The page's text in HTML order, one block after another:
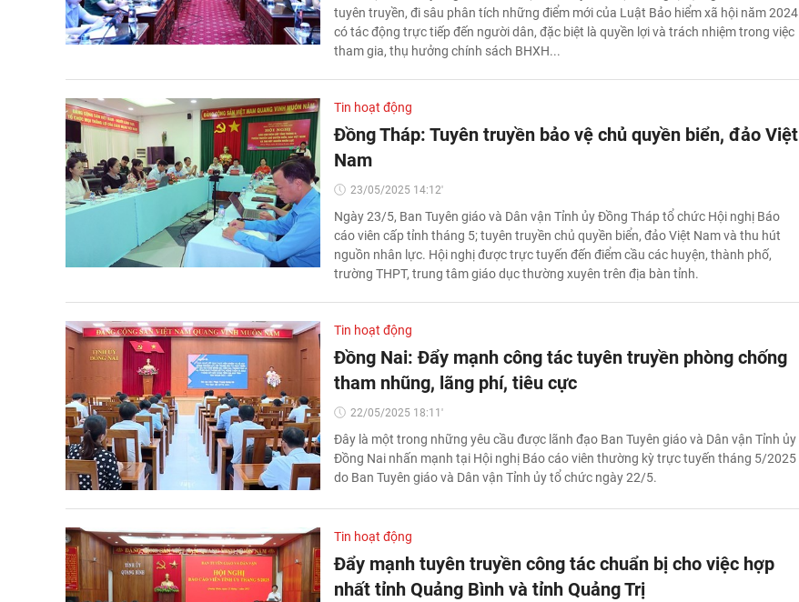
tuyên truyền, đi sâu phân tích những điểm mới của Luật Bảo hiểm xã hội năm 2024
có tác động trực tiếp đến người dân, đặc biệt là quyền lợi và trách nhiệm trong việc
tham gia, thụ hưởng chính sách BHXH...
Tin hoạt động
Đồng Tháp: Tuyên truyền bảo vệ chủ quyền biển, đảo Việt
Nam
23/05/2025 14:12'
Ngày 23/5, Ban Tuyên giáo và Dân vận Tỉnh ủy Đồng Tháp tổ chức Hội nghị Báo
cáo viên cấp tỉnh tháng 5; tuyên truyền chủ quyền biển, đảo Việt Nam và thu hút
nguồn nhân lực. Hội nghị được trực tuyến đến điểm cầu các huyện, thành phố,
trường THPT, trung tâm giáo dục thường xuyên trên địa bàn tỉnh.
Tin hoạt động
Đồng Nai: Đẩy mạnh công tác tuyên truyền phòng chống
tham nhũng, lãng phí, tiêu cực
22/05/2025 18:11'
Đây là một trong những yêu cầu được lãnh đạo Ban Tuyên giáo và Dân vận Tỉnh ủy
Đồng Nai nhấn mạnh tại Hội nghị Báo cáo viên thường kỳ trực tuyến tháng 5/2025
do Ban Tuyên giáo và Dân vận Tỉnh ủy tổ chức ngày 22/5.
Tin hoạt động
Đẩy mạnh tuyên truyền công tác chuẩn bị cho việc hợp
nhất tỉnh Quảng Bình và tỉnh Quảng Trị